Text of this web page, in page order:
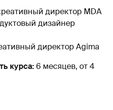
директор MDA
дизайнер
директор Agima
курса:6 месяцев, от 4